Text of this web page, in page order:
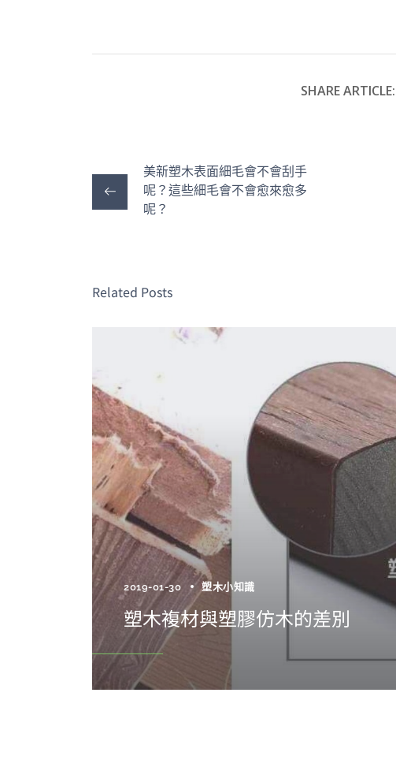
SHARE ARTICLE:
美新塑木表面細毛會不會刮手
呢？這些細毛會不會愈來愈多
呢？
Related Posts
2019-01-30 塑木小知識
塑木複材與塑膠仿木的差別